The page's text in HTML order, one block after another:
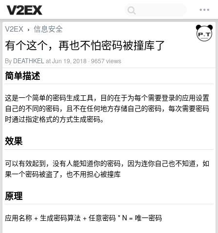
V2EX › 信息安全
有个这个，再也不怕密码被撞库了
By DEATHKELat Jun 19, 2018 · 9657 views
简单描述
这是一个简单的密码生成工具，目的在于为每个需要登录的应用设置
自己的不同的密码，且不在任何地方存储自己的密码，每次需要密码
时通过指定格式的方式生成密码。
效果
可以有效起到，没有人能知道你的密码，因为连你自己也不知道，如
果一个密码被盗了，也不用担心被撞库
原理
应用名称 + 生成密码算法 + 任意密码 * N = 唯一密码